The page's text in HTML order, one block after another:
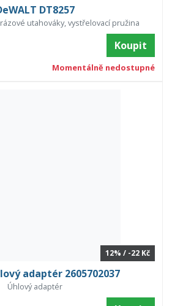
DT8257
utahováky, vystřelovací pružina
Koupit
Momentálně nedostupné
12% / -22 Kč
adaptér 2605702037
Úhlový adaptér